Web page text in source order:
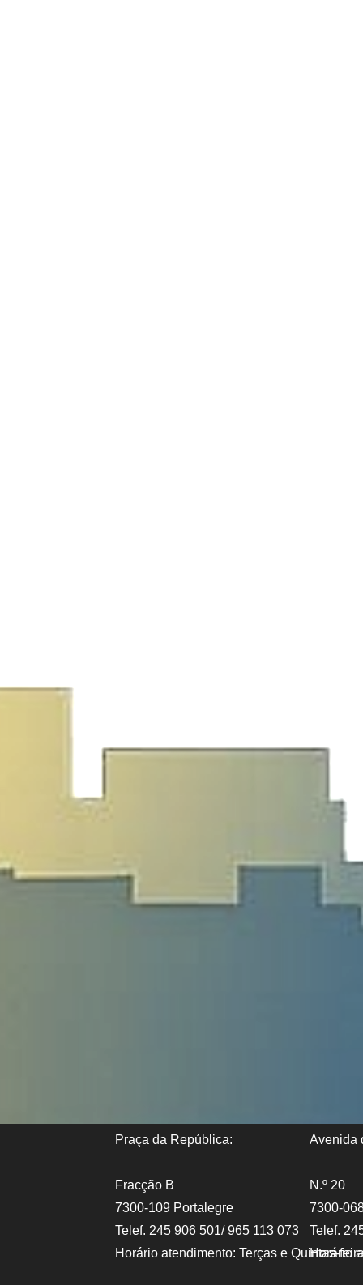
Praça da República: Avenida
Fracção B
7300-109 Portalegre
Telef. 245 906 501/ 965 113 073
Horário atendimento: Terças e Quintas-
N.º 20
7300-
Telef.
Horário